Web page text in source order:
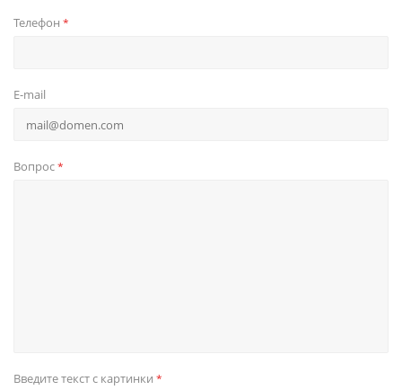
Телефон *
E-mail
Вопрос*
Введите текст с картинки *